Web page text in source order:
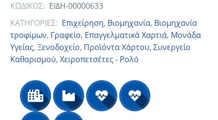
ΚΩΔΙΚΟΣ: ΕΙΔΗ-00000633
ΚΑΤΗΓΟΡΙΕΣ: Eπιχείρηση, Βιομηχανία, Βιομηχανία
τροφίμων, Γραφείο, Επαγγελματικά Χαρτιά, Μονάδα
Υγείας, Ξενοδοχείο, Προϊόντα Χάρτου, Συνεργείο
Καθαρισμού, Χειροπετσέτες - Ρολό